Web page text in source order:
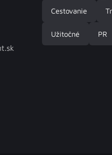
Cestovanie
Užitočné PR